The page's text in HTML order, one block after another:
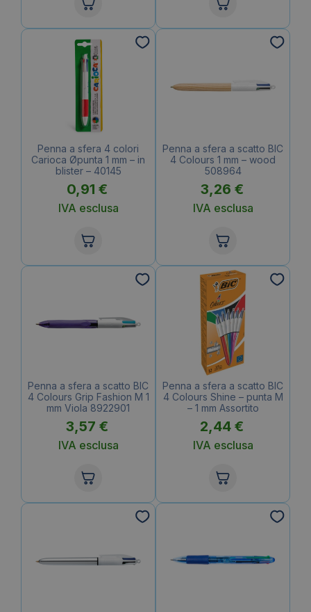
Penna a sfera 4 colori
Carioca Øpunta 1 mm – in
blister – 40145
0,91 €
IVA esclusa
Penna a sfera a scatto BIC
4 Colours 1 mm – wood
508964
3,26 €
IVA esclusa
Penna a sfera a scatto BIC
4 Colours Grip Fashion M 1
mm Viola 8922901
3,57 €
IVA esclusa
Penna a sfera a scatto BIC
4 Colours Shine – punta M
– 1 mm Assortito
2,44 €
IVA esclusa